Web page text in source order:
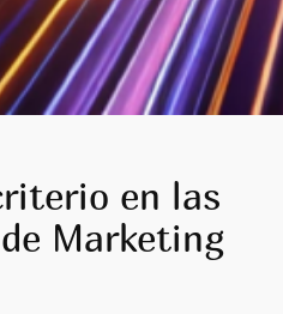
en las
Marketing